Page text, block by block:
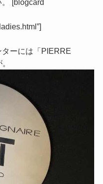
[blogcard
ーには「PIERRE